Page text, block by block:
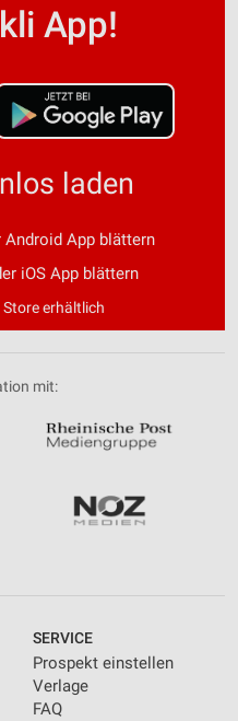
App!
laden
App blättern
iOS App blättern
erhältlich
mit:
SERVICE
Prospekt einstellen
Verlage
FAQ